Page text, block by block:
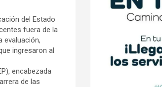
del Estado
fuera de la
evaluación,
ingresaron al
encabezada
de las